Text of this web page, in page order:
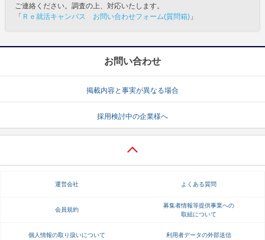
ご連絡ください。調査の上、対応いたします。
「 Ｒｅ就活キャンパス お問い合わせフォーム(質問箱) 」
お問い合わせ
掲載内容と事実が異なる場合
採用検討中の企業様へ
運営会社 よくある質問
会員規約
募集者情報等提供事業への
取組について
個人情報の取り扱いについて 利用者データの外部送信